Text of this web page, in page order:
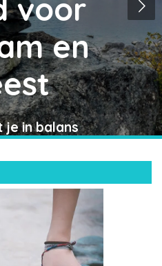
voor
en
je in balans